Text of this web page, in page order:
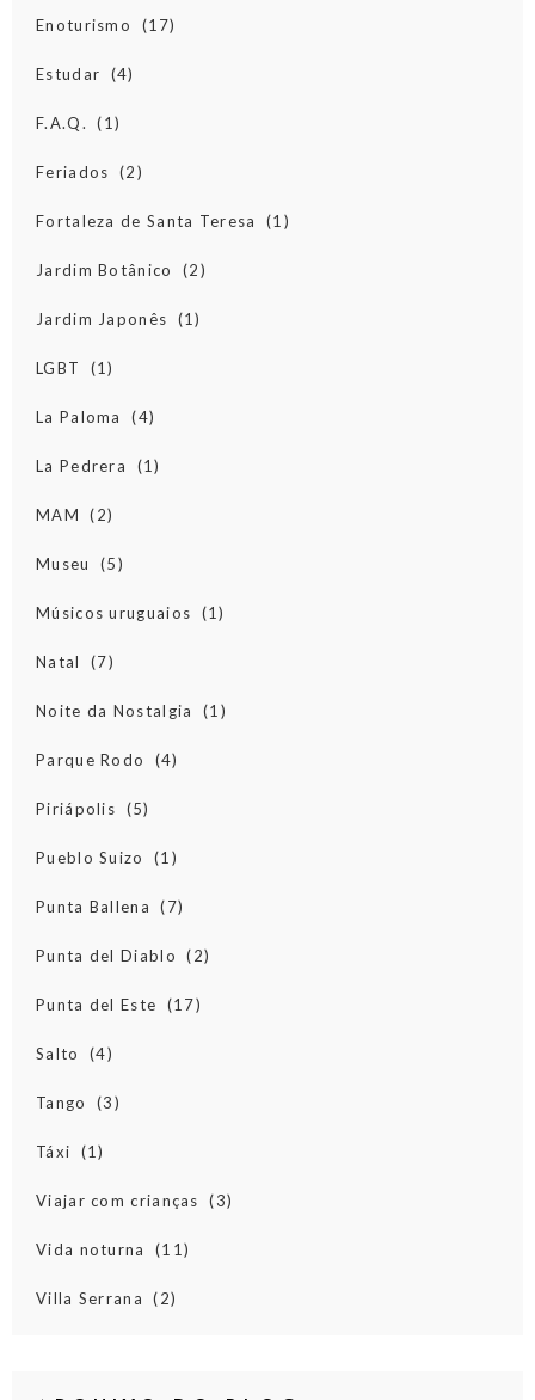
Enoturismo (17)
Estudar (4)
F.A.Q. (1)
Feriados (2)
Fortaleza de Santa Teresa (1)
Jardim Botânico (2)
Jardim Japonês (1)
LGBT (1)
La Paloma (4)
La Pedrera (1)
MAM (2)
Museu (5)
Músicos uruguaios (1)
Natal (7)
Noite da Nostalgia (1)
Parque Rodo (4)
Piriápolis (5)
Pueblo Suizo (1)
Punta Ballena (7)
Punta del Diablo (2)
Punta del Este (17)
Salto (4)
Tango (3)
Táxi (1)
Viajar com crianças (3)
Vida noturna (11)
Villa Serrana (2)